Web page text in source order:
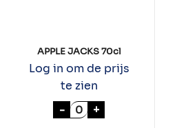
APPLE JACKS 70cl
Log in om de prijs
te zien
- APPLE JACKS 70cl
+